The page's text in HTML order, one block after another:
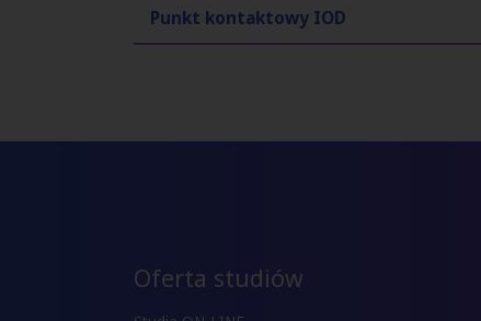
Punkt kontaktowy IOD
Oferta studiów